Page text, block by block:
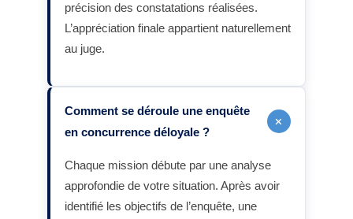
précision des constatations réalisées.
L’appréciation finale appartient naturellement
au juge.
Comment se déroule une enquête
en concurrence déloyale ?
+
Chaque mission débute par une analyse
approfondie de votre situation. Après avoir
identifié les objectifs de l’enquête, une